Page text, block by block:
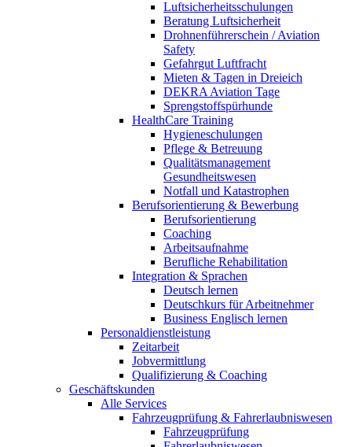
Luftsicherheitsschulungen
Beratung Luftsicherheit
Drohnenführerschein / Aviation
Safety
Gefahrgut Luftfracht
Mieten & Tagen in Dreieich
DEKRA Aviation Tage
Sprengstoffspürhunde
HealthCare Training
Hygieneschulungen
Pflege & Betreuung
Qualitätsmanagement
Gesundheitswesen
Notfall und Katastrophen
Berufsorientierung & Bewerbung
Berufsorientierung
Coaching
Arbeitsaufnahme
Berufliche Rehabilitation
Integration & Sprachen
Deutsch lernen
Deutschkurs für Arbeitnehmer
Business Englisch lernen
Personaldienstleistung
Zeitarbeit
Jobvermittlung
Qualifizierung & Coaching
Geschäftskunden
Alle Services
Fahrzeugprüfung & Fahrerlaubniswesen
Fahrzeugprüfung